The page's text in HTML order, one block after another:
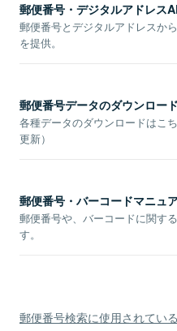
郵便番号・デジタルアドレス
郵便番号とデジタルアドレスか
を提供。
郵便番号データのダウンロード
各種データのダウンロードはこ
更新）
郵便番号・バーコードマニュ
郵便番号や、バーコードに関す
す。
郵便番号検索に使用されてい